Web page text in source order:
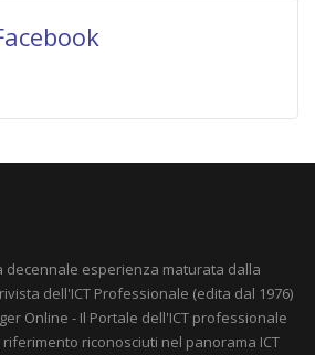
decennale esperienza maturata dalla
dell'ICT Professionale (edita dal 1976)
Online - Il Portale dell'ICT professionale
riferimento riconosciuti nel panorama ICT